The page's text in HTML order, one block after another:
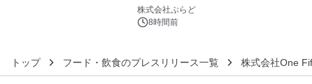
株式会社ぷらど
8時間前
トップ フード・飲食のプレスリリース一覧 株式会社One